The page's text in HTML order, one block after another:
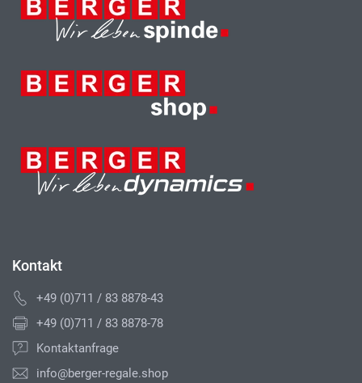
Kontakt
+49 (0)711 / 83 8878-43
+49 (0)711 / 83 8878-78
Kontaktanfrage
info@berger-regale.shop